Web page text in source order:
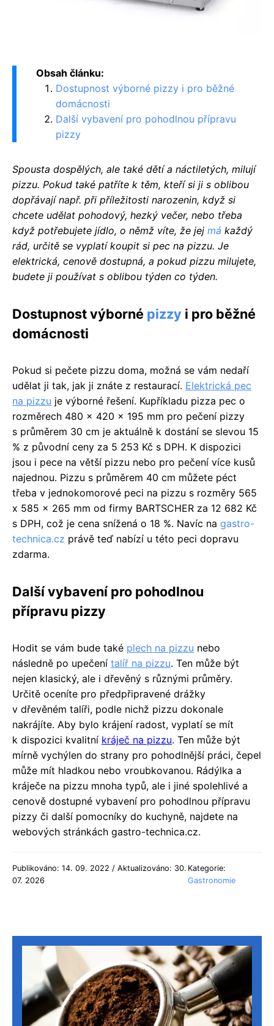
Obsah článku:
Dostupnost výborné pizzy i pro běžné
domácnosti
Další vybavení pro pohodlnou přípravu
pizzy
Spousta dospělých, ale také dětí a náctiletých, milují
pizzu. Pokud také patříte k těm, kteří si ji s oblibou
dopřávají např. při příležitosti narozenin, když si
chcete udělat pohodový, hezký večer, nebo třeba
když potřebujete jídlo, o němž víte, že jej má každý
rád, určitě se vyplatí koupit si pec na pizzu. Je
elektrická, cenově dostupná, a pokud pizzu milujete,
budete ji používat s oblibou týden co týden.
Dostupnost výborné pizzy i pro běžné
domácnosti
Pokud si pečete pizzu doma, možná se vám nedaří
udělat ji tak, jak ji znáte z restaurací. Elektrická pec
na pizzu je výborné řešení. Kupříkladu pizza pec o
rozměrech 480 x 420 x 195 mm pro pečení pizzy
s průměrem 30 cm je aktuálně k dostání se slevou 15
% z původní ceny za 5 253 Kč s DPH. K dispozici
jsou i pece na větší pizzu nebo pro pečení více kusů
najednou. Pizzu s průměrem 40 cm můžete péct
třeba v jednokomorové peci na pizzu s rozměry 565
x 585 x 265 mm od firmy BARTSCHER za 12 682 Kč
s DPH, což je cena snížená o 18 %. Navíc na gastro-
technica.cz právě teď nabízí u této peci dopravu
zdarma.
Další vybavení pro pohodlnou
přípravu pizzy
Hodit se vám bude také plech na pizzu nebo
následně po upečení talíř na pizzu. Ten může být
nejen klasický, ale i dřevěný s různými průměry.
Určitě oceníte pro předpřipravené drážky
v dřevěném talíři, podle nichž pizzu dokonale
nakrájíte. Aby bylo krájení radost, vyplatí se mít
k dispozici kvalitní kráječ na pizzu. Ten může být
mírně vychýlen do strany pro pohodlnější práci, čepel
může mít hladkou nebo vroubkovanou. Rádýlka a
kráječe na pizzu mnoha typů, ale i jiné spolehlivé a
cenově dostupné vybavení pro pohodlnou přípravu
pizzy či další pomocníky do kuchyně, najdete na
webových stránkách gastro-technica.cz.
Publikováno: 14. 09. 2022 / Aktualizováno: 30.
07. 2026
Kategorie:
Gastronomie